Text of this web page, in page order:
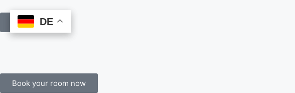
Book Online
Book your room now
DE
DE